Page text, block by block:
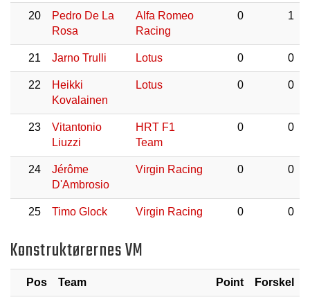
20
Pedro De La
Rosa
Alfa Romeo
Racing
0 1
21 Jarno Trulli Lotus 0 0
22
Heikki
Kovalainen
Lotus 0 0
23
Vitantonio
Liuzzi
HRT F1
Team
0 0
24
Jérôme
D'Ambrosio
Virgin Racing 0 0
25 Timo Glock Virgin Racing 0 0
Konstruktørernes VM
Pos Team Point Forskel